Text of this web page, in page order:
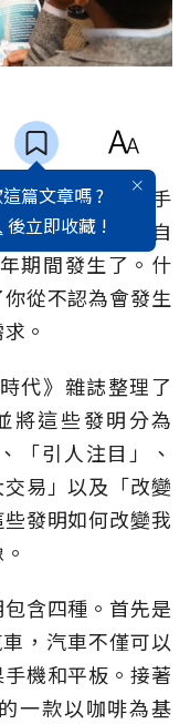
篇文章嗎 ?
後立即收藏 !
形摩天大樓，手
而癱瘓者也能自
期間發生了。什
從不認為會發生
。
代》雜誌整理了
將這些發明分為
「引人注目」、
易」以及「改變
發明如何改變我
含四種。首先是
，汽車不僅可以
機和平板。接著
一款以咖啡為基